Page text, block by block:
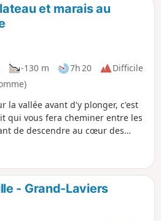
et marais au
-130 m 7h 20
Difficile
la vallée avant d'y plonger, c'est
qui vous fera cheminer entre les
de descendre au cœur des
descend, 2 fois !
- Grand-Laviers